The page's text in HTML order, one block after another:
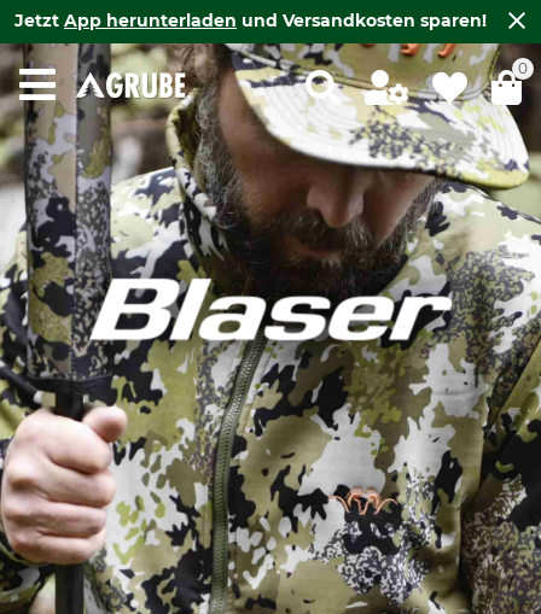
Jetzt App herunterladen und Versandkosten sparen!
0